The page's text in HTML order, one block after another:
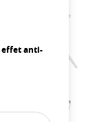
effet anti-